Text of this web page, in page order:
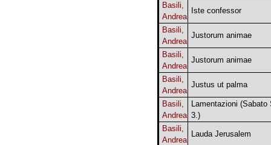
Basili,
Andrea
Iste confessor
Basili,
Andrea
Justorum animae
Basili,
Andrea
Justorum animae
Basili,
Andrea
Justus ut palma
Basili,
Andrea
Lamentazioni (Sabato
3.)
Basili,
Andrea
Lauda Jerusalem